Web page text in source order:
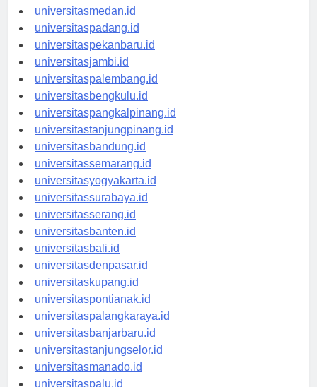
universitasaceh.id
universitasmedan.id
universitaspadang.id
universitaspekanbaru.id
universitasjambi.id
universitaspalembang.id
universitasbengkulu.id
universitaspangkalpinang.id
universitastanjungpinang.id
universitasbandung.id
universitassemarang.id
universitasyogyakarta.id
universitassurabaya.id
universitasserang.id
universitasbanten.id
universitasbali.id
universitasdenpasar.id
universitaskupang.id
universitaspontianak.id
universitaspalangkaraya.id
universitasbanjarbaru.id
universitastanjungselor.id
universitasmanado.id